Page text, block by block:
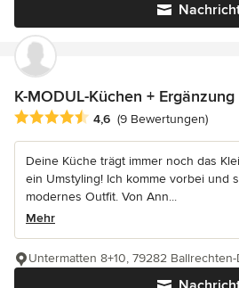
K-MODUL-Küchen + Ergänzung
Durchschnittliche Bewertung: 4.6
4,6 (9 Bewertungen)
Deine Küche trägt immer noch das
ein Umstyling! Ich komme vorbei und
modernes Outfit. Von Ann...
Mehr
Untermatten 8+10, 79282